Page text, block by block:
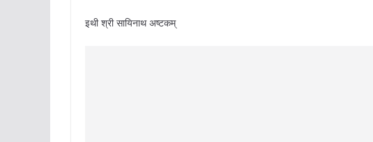
इथी श्री सायिनाथ अष्टकम्